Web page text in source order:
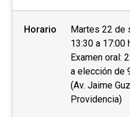
Horario
Martes 22 de
13:30 a 17:00
Examen oral:
a elección de
(Av. Jaime
Providencia)